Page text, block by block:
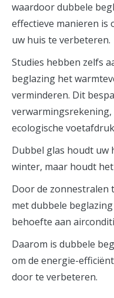
waardoor dubbele
effectieve manieren is
uw huis te verbeteren.
Studies hebben zelfs
beglazing het
verminderen. Dit
ecologische
Dubbel glas houdt uw
winter, maar houdt
Door de zonnestralen
met dubbele
behoefte aan
Daarom is dubbele
om de energie-
door te verbeteren.